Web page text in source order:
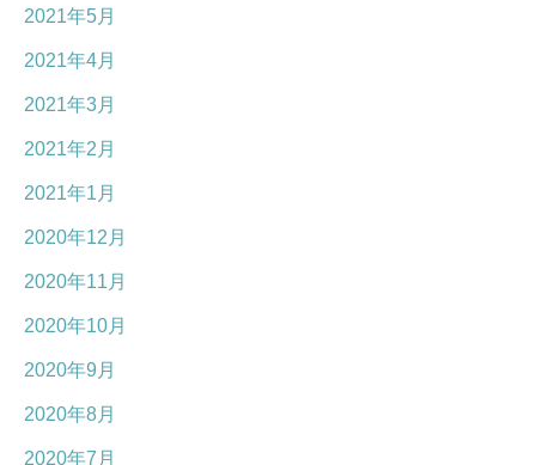
2021年5月
2021年4月
2021年3月
2021年2月
2021年1月
2020年12月
2020年11月
2020年10月
2020年9月
2020年8月
2020年7月